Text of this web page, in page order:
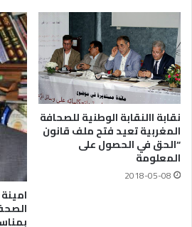
نقابة االنقابة الوطنية للصحافة
المغربية تعيد فتح ملف قانون
“الحق في الحصول على
المعلومة
2018-05-08